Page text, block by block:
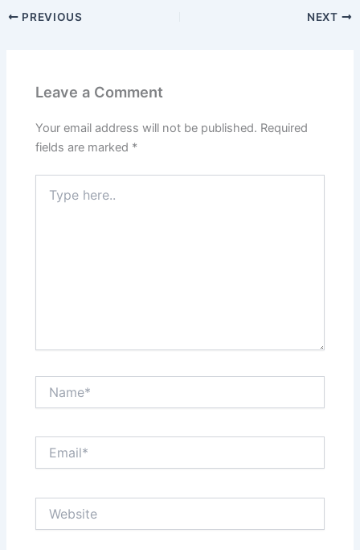
PREVIOUS NEXT
Leave a Comment
Your email address will not be published. Required
fields are marked *
here..